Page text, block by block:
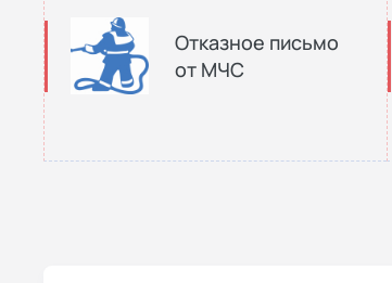
Отказное письмо
от МЧС